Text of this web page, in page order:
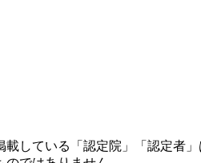
している「認定院」「認定者